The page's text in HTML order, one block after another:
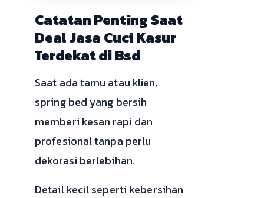
Catatan Penting Saat
Deal Jasa Cuci Kasur
Terdekat di Bsd
Saat ada tamu atau klien,
spring bed yang bersih
memberi kesan rapi dan
profesional tanpa perlu
dekorasi berlebihan.
Detail kecil seperti kebersihan